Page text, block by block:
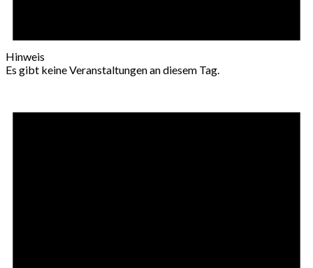
Hinweis
Es gibt keine Veranstaltungen an diesem Tag.